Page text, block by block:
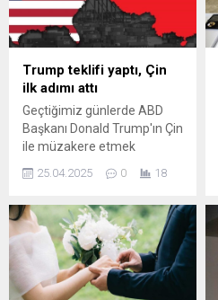
bahçesine girdikten sonra
Atatürk büstüne doğru
yürüdüğü anlar yer aldı.
Trump teklifi yaptı, Çin
ilk adımı attı
Geçtiğimiz günlerde ABD
Başkanı Donald Trump'ın Çin
ile müzakere etmek
Çin'den ilk somut adım geldi.
ürünlerden bazılarına, yüzde
125 gümrük vergilerinden
muafiyet sağlanmasını
onayladı.
25.04.2025 0 18